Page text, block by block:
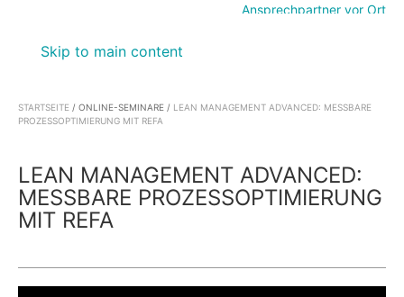
Skip to main content
Ansprechpartner vor Ort
STARTSEITE / ONLINE-SEMINARE / LEAN MANAGEMENT ADVANCED: MESSBARE
PROZESSOPTIMIERUNG MIT REFA
LEAN MANAGEMENT ADVANCED:
MESSBARE PROZESSOPTIMIERUNG
MIT REFA